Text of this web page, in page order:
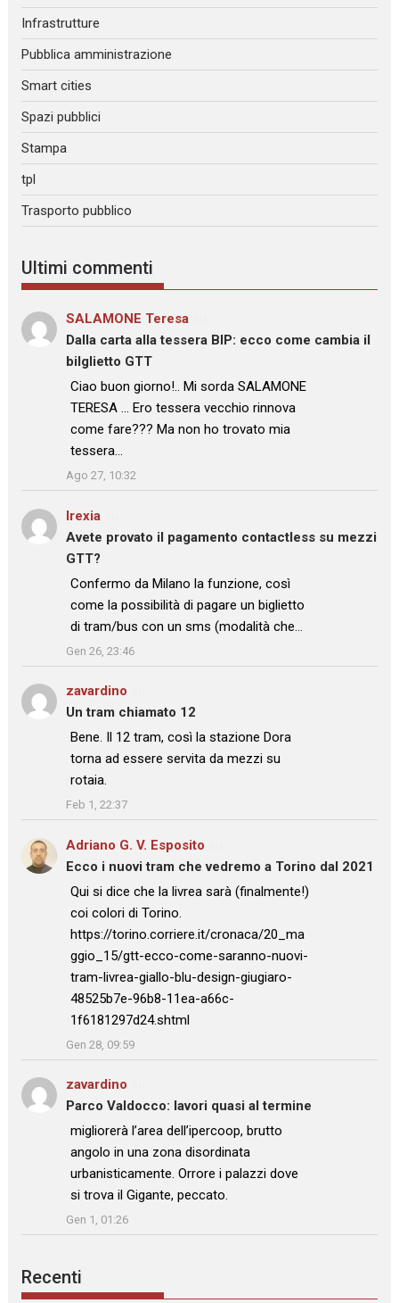
Infrastrutture
Pubblica amministrazione
Smart cities
Spazi pubblici
Stampa
tpl
Trasporto pubblico
Ultimi commenti
SALAMONE Teresa
Dalla carta alla tessera BIP: ecco come cambia il
bilglietto GTT
: “
Ciao buon giorno!.. Mi sorda SALAMONE
TERESA … Ero tessera vecchio rinnova
come fare??? Ma non ho trovato mia
tessera…
”
Ago 27, 10:32
Irexia
Avete provato il pagamento contactless su mezzi
GTT?
: “
Confermo da Milano la funzione, così
come la possibilità di pagare un biglietto
di tram/bus con un sms (modalità che…
”
Gen 26, 23:46
zavardino
Un tram chiamato 12
: “
Bene. Il 12 tram, così la stazione Dora
torna ad essere servita da mezzi su
rotaia.
”
Feb 1, 22:37
Adriano G. V. Esposito
Ecco i nuovi tram che vedremo a Torino dal 2021
: “
Qui si dice che la livrea sarà (finalmente!)
coi colori di Torino.
https://torino.corriere.it/cronaca/20_ma
ggio_15/gtt-ecco-come-saranno-nuovi-
tram-livrea-giallo-blu-design-giugiaro-
48525b7e-96b8-11ea-a66c-
1f6181297d24.shtml
Gen 28, 09:59
zavardino
Parco Valdocco: lavori quasi al termine
: “
migliorerà l’area dell’ipercoop, brutto
angolo in una zona disordinata
urbanisticamente. Orrore i palazzi dove
si trova il Gigante, peccato.
”
Gen 1, 01:26
Recenti